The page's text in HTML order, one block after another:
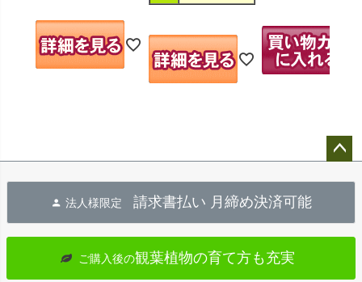
へ
法人様限定 請求書払い 月締め決済可能
ご購入後の観葉植物の育て方も充実